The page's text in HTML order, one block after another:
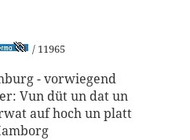
/ 11965
- vorwiegend
Vun düt un dat un
auf hoch un platt